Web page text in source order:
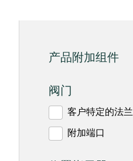
产品附加组件
阀门
客户特定的法兰
附加端口